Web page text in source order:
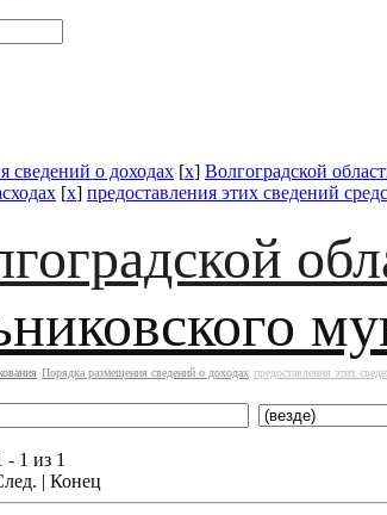
сведений о доходах [x] Волгоградской
[x] предоставления этих сведений
Порядка размещения сведений о доходах предоставления этих
- 1 из 1
| Конец